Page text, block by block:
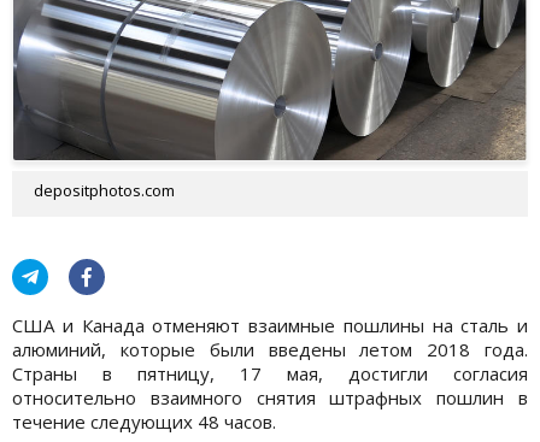
depositphotos.com
США и Канада отменяют взаимные пошлины на сталь и
алюминий, которые были введены летом 2018 года.
Страны в пятницу, 17 мая, достигли согласия
относительно взаимного снятия штрафных пошлин в
течение следующих 48 часов.